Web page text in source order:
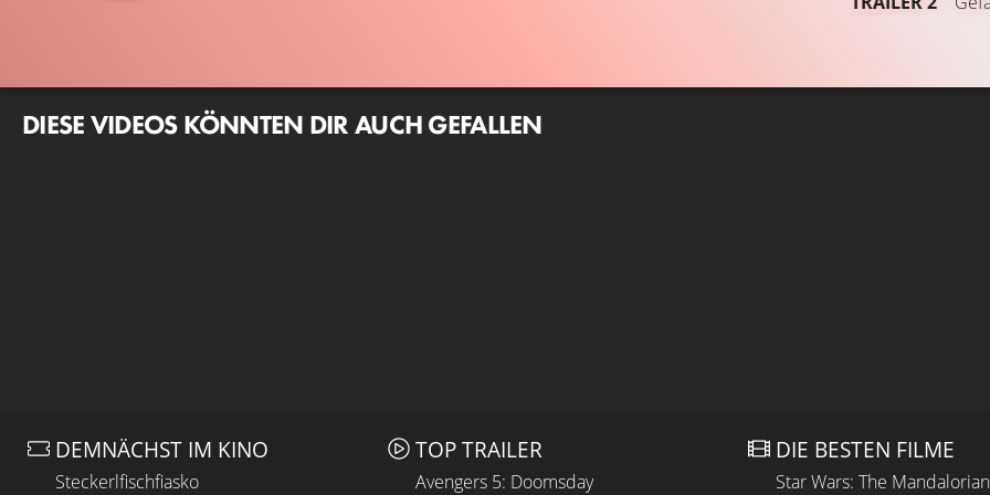
DIESE VIDEOS KÖNNTEN DIR AUCH GEFALLEN
DEMNÄCHST IM KINO
Steckerlfischfiasko
TOP TRAILER
Avengers 5: Doomsday
DIE BESTEN FILME
Star Wars: The